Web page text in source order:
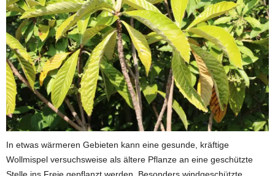
In etwas wärmeren Gebieten kann eine gesunde, kräftige
Wollmispel versuchsweise als ältere Pflanze an eine geschützte